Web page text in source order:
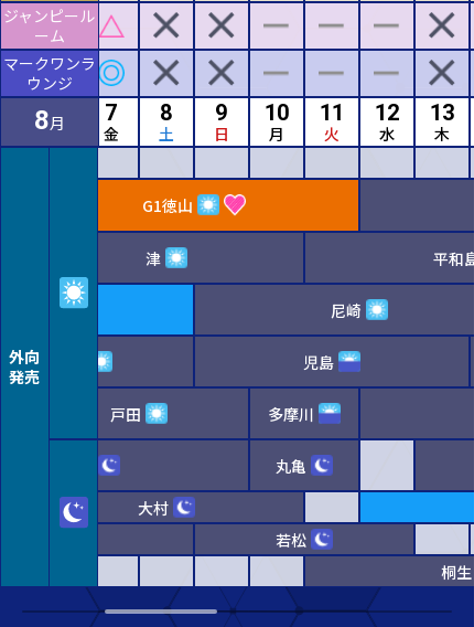
ジャンピール
ーム
マークワンラ
ウンジ
8月
6
木
7
金
8
土
9
日
10
月
11
火
12
水
13
木
外向
発売
G1徳山
津 平和島
尼崎
児島
戸田 多摩川
丸亀
大村
若松
桐生